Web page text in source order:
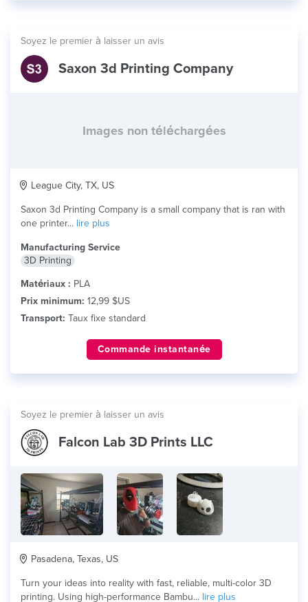
Soyez le premier à laisser un avis
Saxon 3d Printing Company
Images non téléchargées
League City, TX, US
Saxon 3d Printing Company is a small company that is ran with
one printer... lire plus
Manufacturing Service
3D Printing
Matériaux : PLA
Prix minimum: 12,99 $US
Transport: Taux fixe standard
Commande instantanée
Soyez le premier à laisser un avis
Falcon Lab 3D Prints LLC
Pasadena, Texas, US
Turn your ideas into reality with fast, reliable, multi-color 3D
printing. Using high-performance Bambu... lire plus